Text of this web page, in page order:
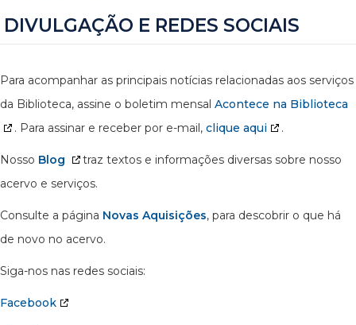
DIVULGAÇÃO E REDES SOCIAIS
Para acompanhar as principais notícias relacionadas aos serviços
da Biblioteca, assine o boletim mensal Acontece na Biblioteca
. Para assinar e receber por e-mail, clique aqui .
Nosso Blog
traz textos e informações diversas sobre nosso
acervo e serviços.
Consulte a página Novas Aquisições, para descobrir o que há
de novo no acervo.
Siga-nos nas redes sociais:
Facebook